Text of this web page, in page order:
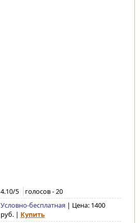
4.10/5 голосов -20
Условно-бесплатная | Цена: 1400
руб. | Купить